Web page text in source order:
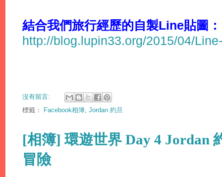
結合我們旅行經歷的自製Line貼圖：
http://blog.lupin33.org/2015/04/
沒有留言:
標籤：
Facebook相簿, Jordan 約旦
[相簿] 環遊世界 Day 4 Jordan
冒險